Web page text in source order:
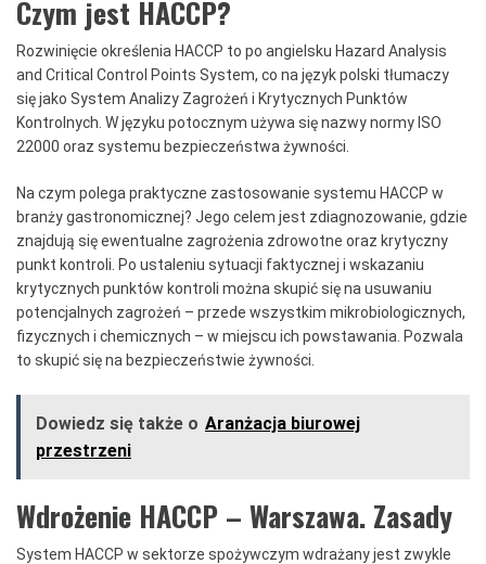
Czym jest HACCP?
Rozwinięcie określenia HACCP to po angielsku Hazard Analysis
and Critical Control Points System, co na język polski tłumaczy
się jako System Analizy Zagrożeń i Krytycznych Punktów
Kontrolnych. W języku potocznym używa się nazwy normy ISO
22000 oraz systemu bezpieczeństwa żywności.
Na czym polega praktyczne zastosowanie systemu HACCP w
branży gastronomicznej? Jego celem jest zdiagnozowanie, gdzie
znajdują się ewentualne zagrożenia zdrowotne oraz krytyczny
punkt kontroli. Po ustaleniu sytuacji faktycznej i wskazaniu
krytycznych punktów kontroli można skupić się na usuwaniu
potencjalnych zagrożeń – przede wszystkim mikrobiologicznych,
fizycznych i chemicznych – w miejscu ich powstawania. Pozwala
to skupić się na bezpieczeństwie żywności.
Dowiedz się także o Aranżacja biurowej
przestrzeni
Wdrożenie HACCP – Warszawa. Zasady
System HACCP w sektorze spożywczym wdrażany jest zwykle